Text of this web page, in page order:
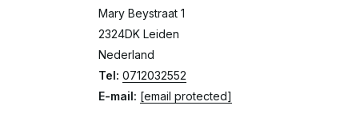
Mary Beystraat 1
2324DK Leiden
Nederland
Tel: 0712032552
E-mail: [email protected]